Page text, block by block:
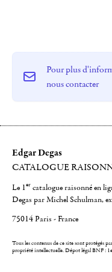
Pour plus
nous contacter
Edgar Degas
CATALOGUE
Le 1er catalogue raisonné en
Degas par Michel Schulman,
75014 Paris - France
Tous les contenus de ce site sont protégés
propriété intellectuelle.Dépot légal BNF :